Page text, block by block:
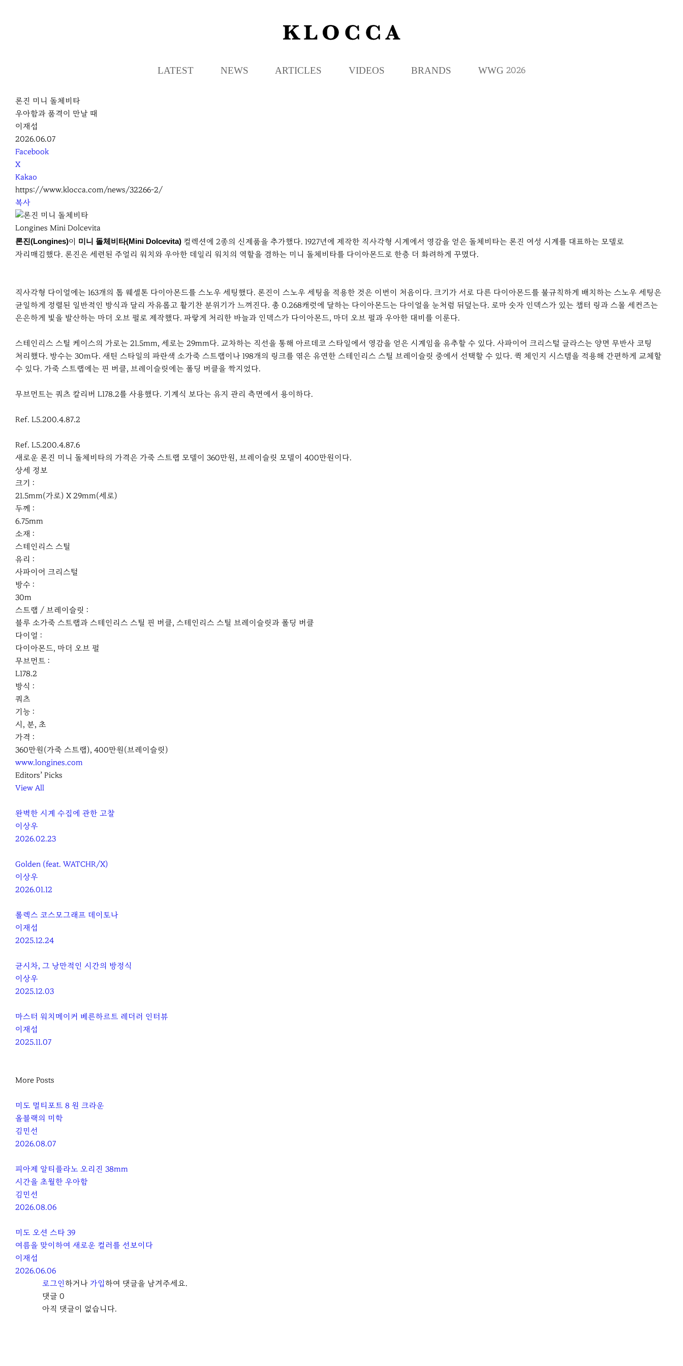
K
L
C
LATEST NEWS ARTICLES VIDEOS BRANDS WWG 2026
론진 미니 돌체비타
우아함과 품격이 만날 때
이재섭
2026.06.07
S
N
S
S
h
a
r
e
Facebook
X
Kakao
https://www.klocca.com/news/32266-2/
복사
Longines Mini Dolcevita
론진(Longines)이 미니 돌체비타(Mini Dolcevita) 컬렉션에 2종의 신제품을 추가했다. 1927년에 제작한 직사각형 시계에서 영감을 얻은 돌체비타는 론진 여성 시계를 대표하는 모델로
자리매김했다. 론진은 세련된 주얼리 워치와 우아한 데일리 워치의 역할을 겸하는 미니 돌체비타를 다이아몬드로 한층 더 화려하게 꾸몄다.
직사각형 다이얼에는 163개의 톱 웨셀톤 다이아몬드를 스노우 세팅했다. 론진이 스노우 세팅을 적용한 것은 이번이 처음이다. 크기가 서로 다른 다이아몬드를 불규칙하게 배치하는 스노우 세팅은
균일하게 정렬된 일반적인 방식과 달리 자유롭고 활기찬 분위기가 느껴진다. 총 0.268캐럿에 달하는 다이아몬드는 다이얼을 눈처럼 뒤덮는다. 로마 숫자 인덱스가 있는 챕터 링과 스몰 세컨즈는
은은하게 빛을 발산하는 마더 오브 펄로 제작했다. 파랗게 처리한 바늘과 인덱스가 다이아몬드, 마더 오브 펄과 우아한 대비를 이룬다.
스테인리스 스틸 케이스의 가로는 21.5mm, 세로는 29mm다. 교차하는 직선을 통해 아르데코 스타일에서 영감을 얻은 시계임을 유추할 수 있다. 사파이어 크리스털 글라스는 양면 무반사 코팅
처리했다. 방수는 30m다. 새틴 스타일의 파란색 소가죽 스트랩이나 198개의 링크를 엮은 유연한 스테인리스 스틸 브레이슬릿 중에서 선택할 수 있다. 퀵 체인지 시스템을 적용해 간편하게 교체할
수 있다. 가죽 스트랩에는 핀 버클, 브레이슬릿에는 폴딩 버클을 짝지었다.
무브먼트는 쿼츠 칼리버 L178.2를 사용했다. 기계식 보다는 유지 관리 측면에서 용이하다.
Ref. L5.200.4.87.2
Ref. L5.200.4.87.6
새로운 론진 미니 돌체비타의 가격은 가죽 스트랩 모델이 360만원, 브레이슬릿 모델이 400만원이다.
상세 정보
크기 :
21.5mm(가로) X 29mm(세로)
두께 :
6.75mm
소재 :
스테인리스 스틸
유리 :
사파이어 크리스털
방수 :
30m
스트랩 / 브레이슬릿 :
블루 소가죽 스트랩과 스테인리스 스틸 핀 버클, 스테인리스 스틸 브레이슬릿과 폴딩 버클
다이얼 :
다이아몬드, 마더 오브 펄
무브먼트 :
L178.2
방식 :
쿼츠
기능 :
시, 분, 초
가격 :
360만원(가죽 스트랩), 400만원(브레이슬릿)
www.longines.com
Editors’ Picks
View All
완벽한 시계 수집에 관한 고찰
이상우
2026.02.23
Golden (feat. WATCHR/X)
이상우
2026.01.12
롤렉스 코스모그래프 데이토나
이재섭
2025.12.24
균시차, 그 낭만적인 시간의 방정식
이상우
2025.12.03
마스터 워치메이커 베른하르트 레더러 인터뷰
이재섭
2025.11.07
More Posts
미도 멀티포트 8 원 크라운
올블랙의 미학
김민선
2026.08.07
피아제 알티플라노 오리진 38mm
시간을 초월한 우아함
김민선
2026.08.06
미도 오션 스타 39
여름을 맞이하여 새로운 컬러를 선보이다
이재섭
2026.06.06
로그인하거나가입하여 댓글을 남겨주세요.
댓글 0
아직 댓글이 없습니다.